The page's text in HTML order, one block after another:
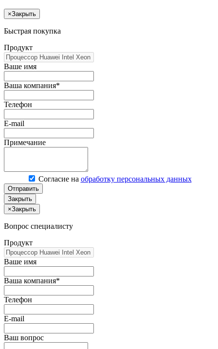
×Закрыть
Быстрая покупка
Продукт
Ваше имя
Ваша компания*
Телефон
E-mail
Примечание
Согласие на обработку персональных данных
Отправить
Закрыть
×Закрыть
Вопрос специалисту
Продукт
Ваше имя
Ваша компания*
Телефон
E-mail
Ваш вопрос